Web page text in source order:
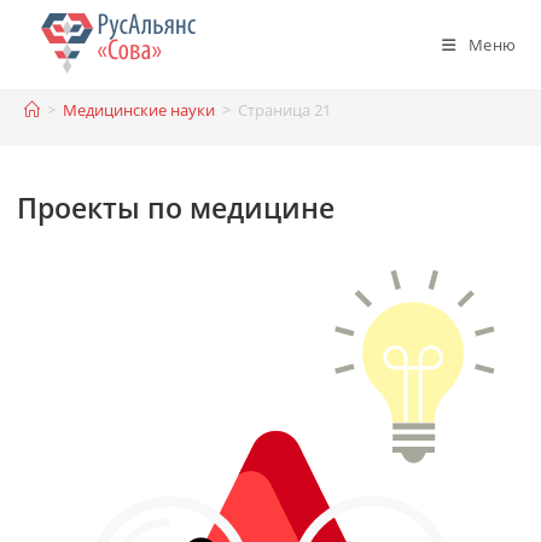
Перейти
содержимому
Меню
> Медицинские науки > Страница 21
Проекты по медицине